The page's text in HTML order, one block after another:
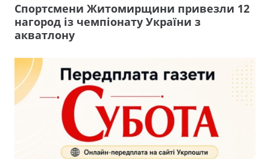
Спортсмени Житомирщини привезли 12
нагород із чемпіонату України з
акватлону